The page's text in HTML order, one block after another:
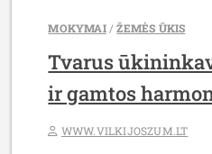
MOKYMAI/ŽEMĖS ŪKIS
Tvarus
ir gamtos
WWW.VILKIJOSZUM.LT